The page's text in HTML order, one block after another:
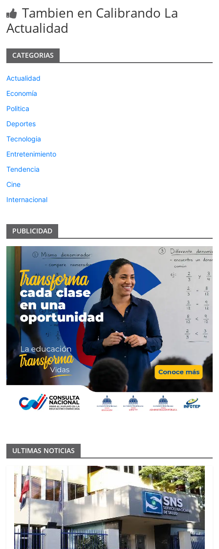
Tambien en Calibrando La
Actualidad
CATEGORIAS
Actualidad
Economía
Politica
Deportes
Tecnologia
Entretenimiento
Tendencia
Cine
Internacional
PUBLICIDAD
ULTIMAS NOTICIAS